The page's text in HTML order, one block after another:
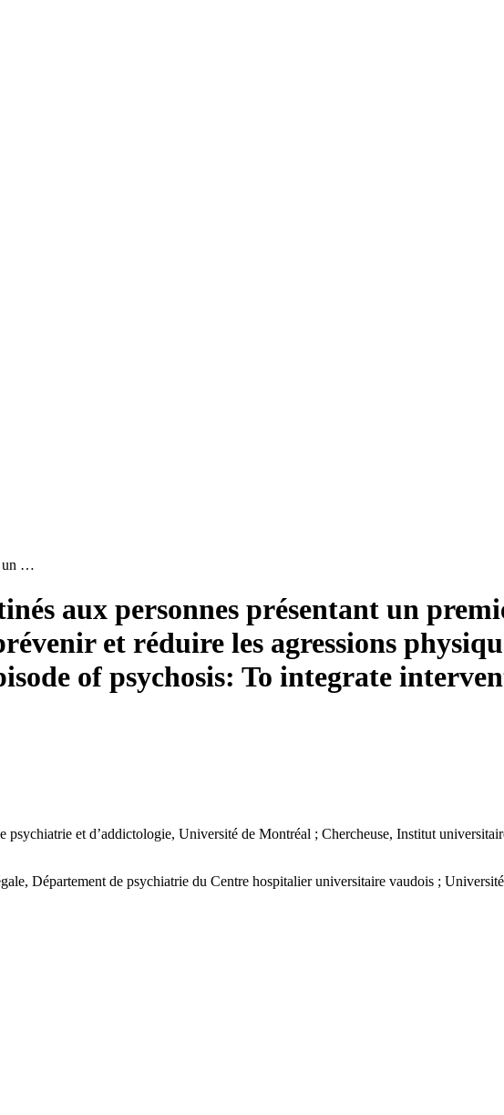
un …
aux personnes présentant un
et réduire les agressions
of psychosis: To integrate
psychiatrie et d’addictologie, Université de Montréal ; Chercheuse, Institut
Département de psychiatrie du Centre hospitalier universitaire vaudois ;